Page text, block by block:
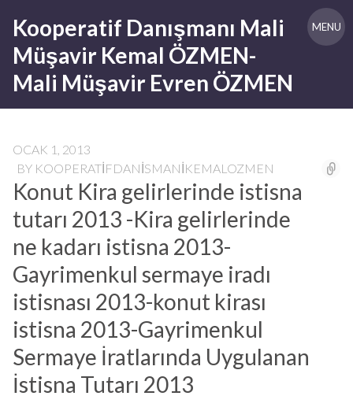
content
Kooperatif Danışmanı Mali
Müşavir Kemal ÖZMEN-
Mali Müşavir Evren ÖZMEN
MENU
OCAK 1, 2013
BY KOOPERATIFDANISMANIKEMALOZMEN
Konut Kira gelirlerinde istisna
tutarı 2013 -Kira gelirlerinde
ne kadarı istisna 2013-
Gayrimenkul sermaye iradı
istisnası 2013-konut kirası
istisna 2013-Gayrimenkul
Sermaye İratlarında Uygulanan
İstisna Tutarı 2013